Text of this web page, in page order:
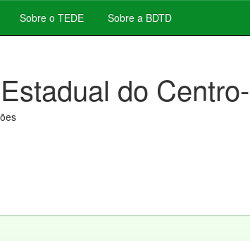
Sobre o TEDE Sobre a BDTD
do